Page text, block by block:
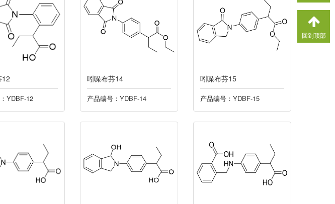
回到顶部
12
YDBF-12
吲哚布芬14
产品编号：YDBF-14
吲哚布芬15
产品编号：YDBF-15